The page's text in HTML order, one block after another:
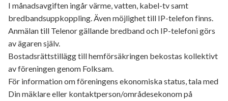
I månadsavgiften ingår värme, vatten, kabel-tv samt
bredbandsuppkoppling. Även möjlighet till IP-telefon finns.
Anmälan till Telenor gällande bredband och IP-telefoni görs
av ägaren själv.
Bostadsrättstillägg till hemförsäkringen bekostas kollektivt
av föreningen genom Folksam.
För information om föreningens ekonomiska status, tala med
Din mäklare eller kontaktperson/områdesekonom på